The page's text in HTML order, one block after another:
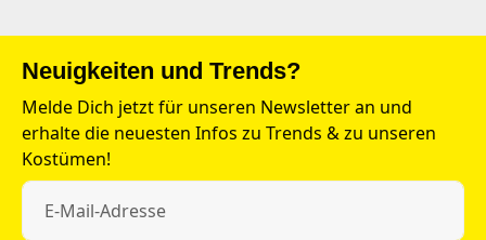
Neuigkeiten und Trends?
Melde Dich jetzt für unseren Newsletter an und
erhalte die neuesten Infos zu Trends & zu unseren
Kostümen!